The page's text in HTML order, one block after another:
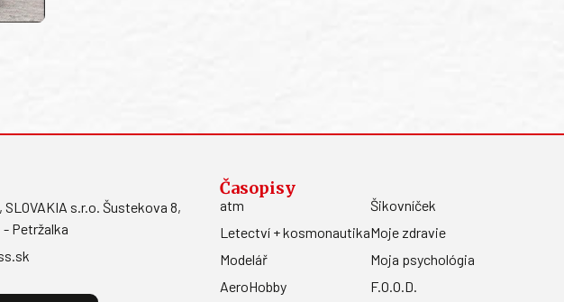
SLOVAKIA s.r.o. Šustekova 8,
- Petržalka
Časopisy
atm
Letectví + kosmonautika
Modelář
AeroHobby
Šikovníček
Moje zdravie
Moja psychológia
F.O.O.D.